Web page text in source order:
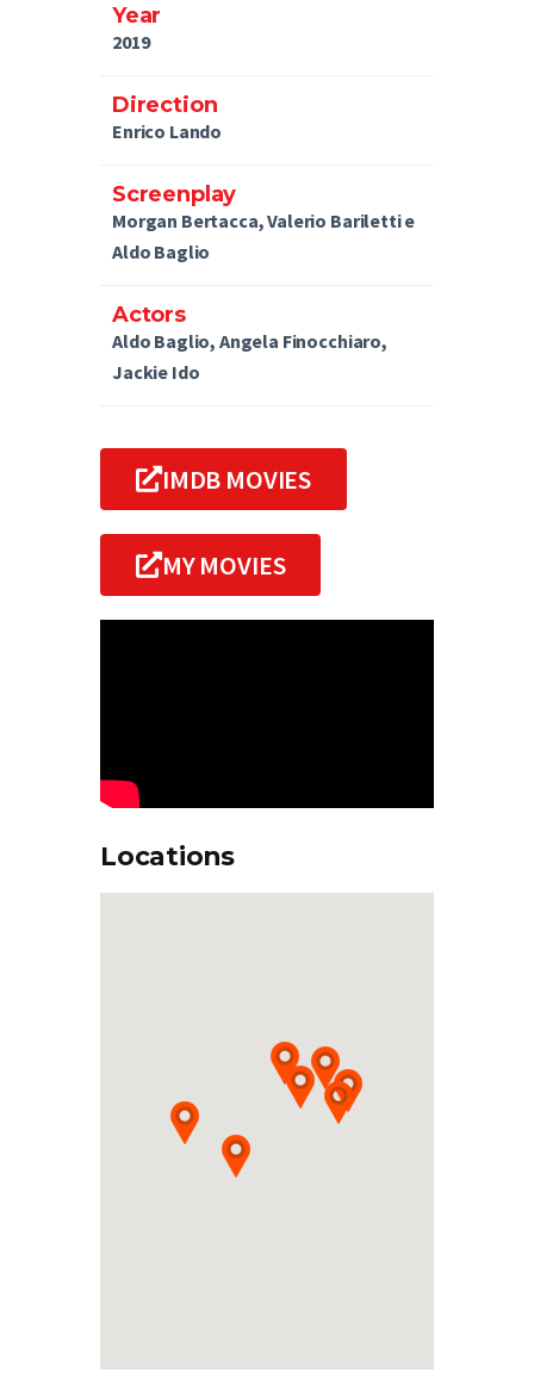
Year
2019
Direction
Enrico Lando
Screenplay
Morgan Bertacca, Valerio Bariletti e
Aldo Baglio
Actors
Aldo Baglio, Angela Finocchiaro,
Jackie Ido
IMDB MOVIES
MY MOVIES
Locations